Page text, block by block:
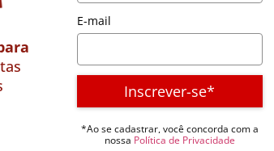
E-mail
Inscrever-se*
*Ao se cadastrar, você concorda com a
nossa Política de Privacidade